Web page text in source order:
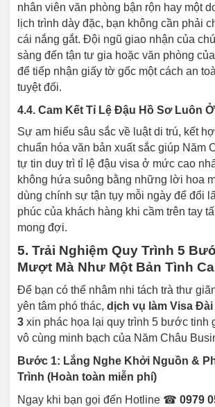
nhân viên văn phòng bận rộn hay một
lịch trình dày đặc, bạn không cần phải
cái nắng gắt. Đội ngũ giao nhận của
sàng đến tận tư gia hoặc văn phòng
để tiếp nhận giấy tờ gốc một cách an
tuyệt đối.
4.4. Cam Kết Tỉ Lệ Đậu Hồ Sơ Luôn
Sự am hiểu sâu sắc về luật di trú, kết
chuẩn hóa văn bản xuất sắc giúp Năm
tự tin duy trì tỉ lệ đậu visa ở mức cao
không hứa suông bằng những lời hoa
dùng chính sự tận tụy mỗi ngày để đổi
phúc của khách hàng khi cầm trên tay
mong đợi.
5. Trải Nghiệm Quy Trình 5
Mượt Mà Như Một Bản Tình Ca
Để bạn có thể nhâm nhi tách trà thư
yên tâm phó thác, dịch vụ làm Visa Đài
3 xin phác họa lại quy trình 5 bước tinh
vô cùng minh bạch của Năm Châu
Bước 1: Lắng Nghe Khởi Nguồn &
Trình (Hoàn toàn miễn phí)
Ngay khi bạn gọi đến Hotline ☎ 0979